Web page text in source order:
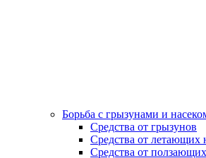
Борьба с грызунами и
Средства от грызунов
Средства от летающих
Средства от